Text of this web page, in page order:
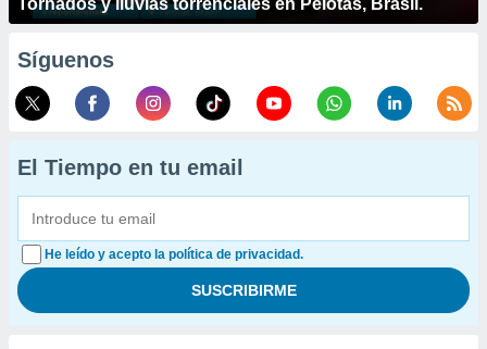
Tornados y lluvias torrenciales en Pelotas, Brasil.
Síguenos
El Tiempo en tu email
He leído y acepto la política de privacidad.